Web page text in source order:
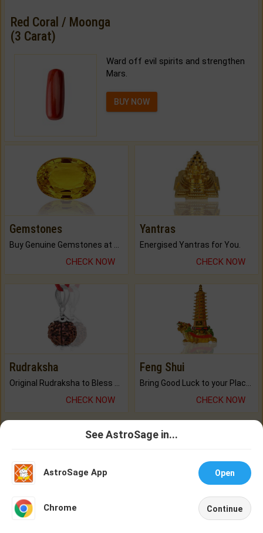
Red Coral / Moonga
(3 Carat)
Ward off evil spirits and strengthen
Mars.
BUY NOW
Gemstones
CHECK NOW
Yantras
Energised Yantras for You.
CHECK NOW
Rudraksha
CHECK NOW
Feng Shui
CHECK NOW
Mala Jadi (Tree Roots)
See AstroSage in...
AstroSage App Open
Chrome Continue
Astrologer
Home Account